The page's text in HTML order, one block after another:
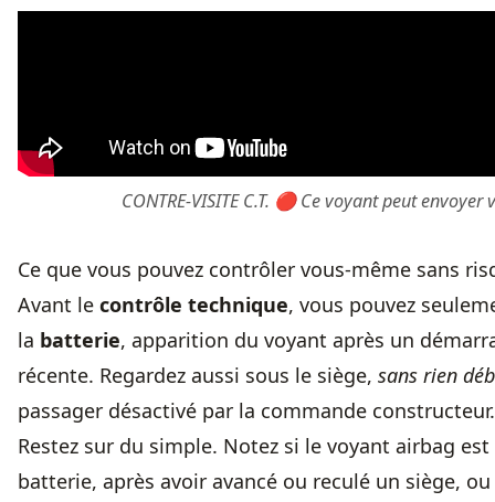
CONTRE-VISITE C.T. 🔴 Ce voyant peut
Ce que vous pouvez contrôler vous-même sans
Avant le contrôle technique, vous pouvez
la batterie, apparition du voyant après un
récente. Regardez aussi sous le siège, sans rien
passager désactivé par la commande constructeur.
Restez sur du simple. Notez si le voyant airbag
batterie, après avoir avancé ou reculé un siège,